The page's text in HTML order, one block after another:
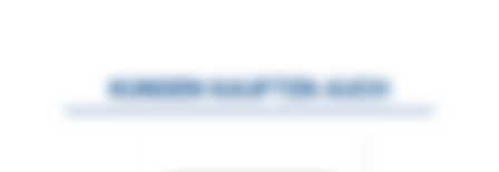
KUNDEN KAUFTEN AUCH